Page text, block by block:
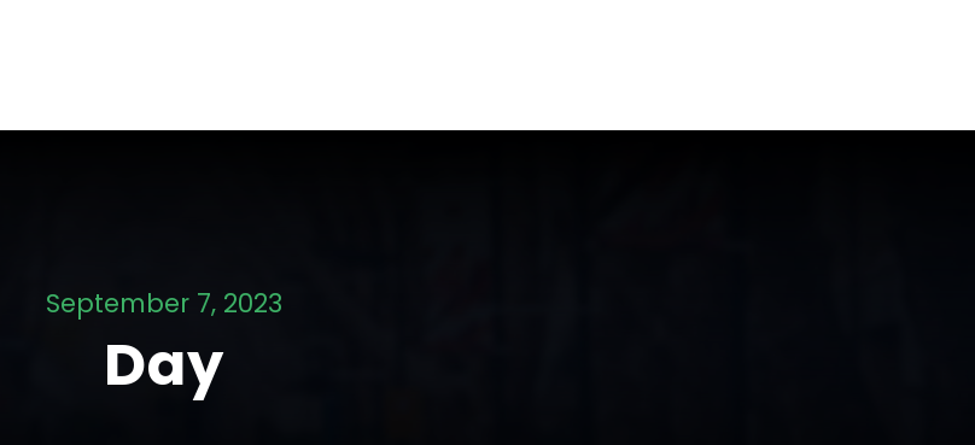
September 7, 2023
Day